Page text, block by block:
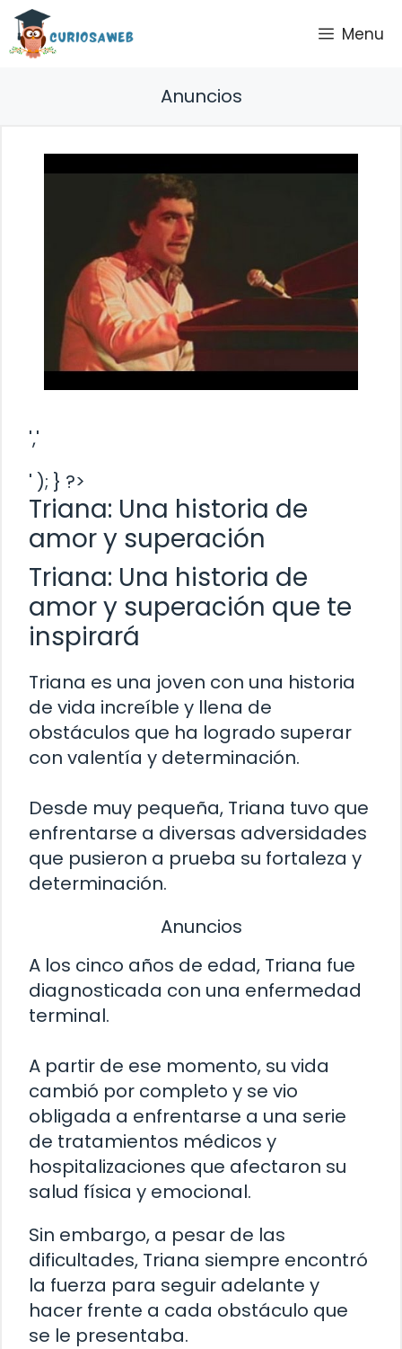
Saltar
contenido
Menu
Anuncios
','
' ); } ?>
Triana: Una historia de
amor y superación
Triana: Una historia de
amor y superación que te
inspirará
Triana es una joven con una historia
de vida increíble y llena de
obstáculos que ha logrado superar
con valentía y determinación.
Desde muy pequeña, Triana tuvo que
enfrentarse a diversas adversidades
que pusieron a prueba su fortaleza y
determinación.
Anuncios
A los cinco años de edad, Triana fue
diagnosticada con una enfermedad
terminal.
A partir de ese momento, su vida
cambió por completo y se vio
obligada a enfrentarse a una serie
de tratamientos médicos y
hospitalizaciones que afectaron su
salud física y emocional.
Sin embargo, a pesar de las
dificultades, Triana siempre encontró
la fuerza para seguir adelante y
hacer frente a cada obstáculo que
se le presentaba.